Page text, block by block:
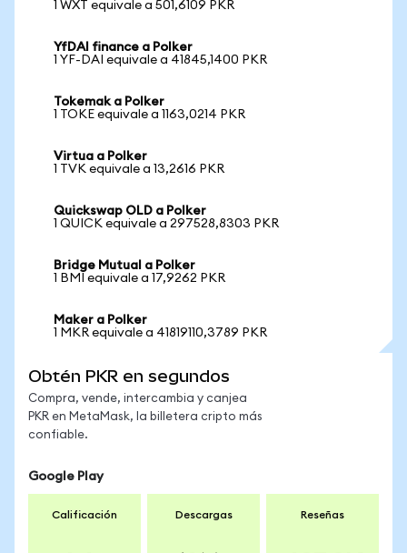
1 WXT equivale a 501,6109 PKR
YfDAI finance a Polker
1 YF-DAI equivale a 41845,1400 PKR
Tokemak a Polker
1 TOKE equivale a 1163,0214 PKR
Virtua a Polker
1 TVK equivale a 13,2616 PKR
Quickswap OLD a Polker
1 QUICK equivale a 297528,8303 PKR
Bridge Mutual a Polker
1 BMI equivale a 17,9262 PKR
Maker a Polker
1 MKR equivale a 41819110,3789 PKR
Obtén PKR en segundos
Compra, vende, intercambia y canjea
PKR en MetaMask, la billetera cripto más
confiable.
Google Play
Calificación Descargas Reseñas